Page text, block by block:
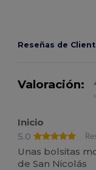
Reseñas de
Valoración:
Inicio
5.0
Unas bolsitas
de San Nicolás